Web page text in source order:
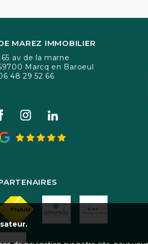
MAREZ IMMOBILIER
av de la marne
Marcq en Baroeul
48 29 52 66